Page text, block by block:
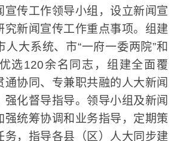
宣传工作领导小组，设立新闻宣
究新闻宣传工作重点事项。组建
人大系统、市“一府一委两院”和
选120余名同志，组建全面覆
通协同、专兼职共融的人大新闻
强化督导指导。领导小组及新闻
强统筹协调和业务指导，定期策
务，指导各县（区）人大同步建